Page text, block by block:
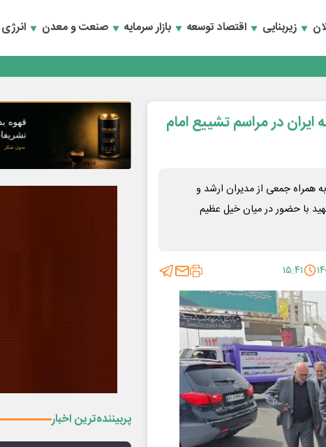
زیربنایی اقتصاد توسعه بازار سرمایه صنعت و معدن انرژی
شهرداری منطقه یک
توسعه تجارت و همگرایی منطقه‌ای
شهرداری منطقه یک
توسعه تجارت و همگرایی منطقه‌ای
در مراسم تشییع امام
همراه جمعی از مدیران ارشد و
با حضور در میان خیل عظیم
۱۵:۴۱
پربیننده‌ترین اخبار